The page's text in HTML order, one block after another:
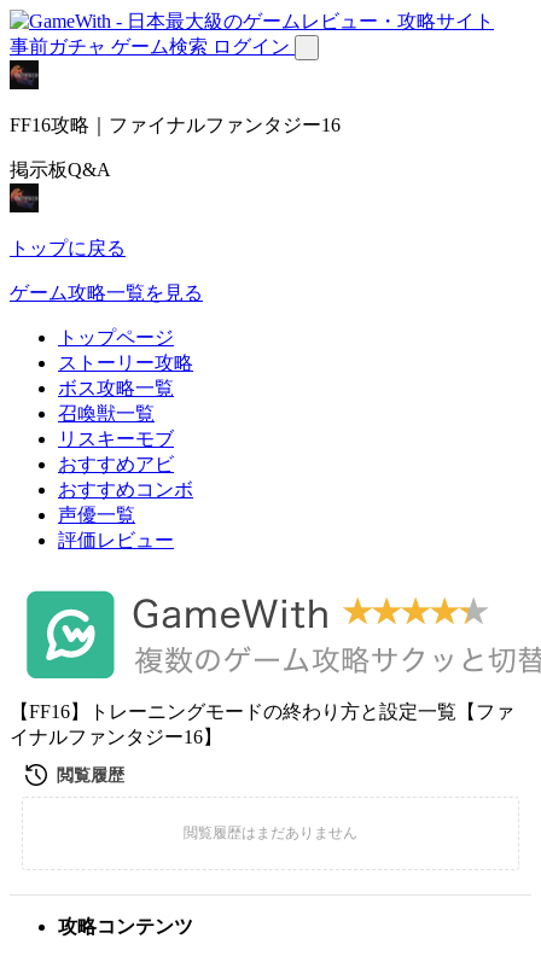
事前ガチャ ゲーム検索 ログイン
FF16攻略｜ファイナルファンタジー16
掲示板Q&A
トップに戻る
ゲーム攻略一覧を見る
トップページ
ストーリー攻略
ボス攻略一覧
召喚獣一覧
リスキーモブ
おすすめアビ
おすすめコンボ
声優一覧
評価レビュー
【FF16】トレーニングモードの終わり方と設定一覧【ファ
イナルファンタジー16】
攻略コンテンツ